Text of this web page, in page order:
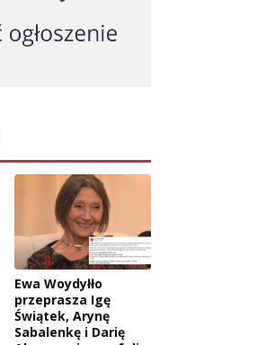
Ewa Woydyłło
przeprasza Igę
Świątek, Arynę
Sabalenkę i Darię